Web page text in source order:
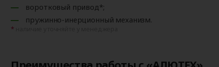
воротковый привод*;
пружинно-инерционный механизм.